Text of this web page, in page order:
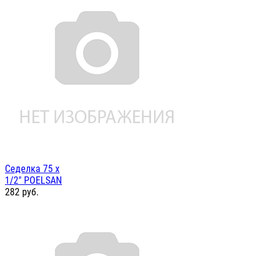
Седелка 75 х
1/2" POELSAN
282 руб.